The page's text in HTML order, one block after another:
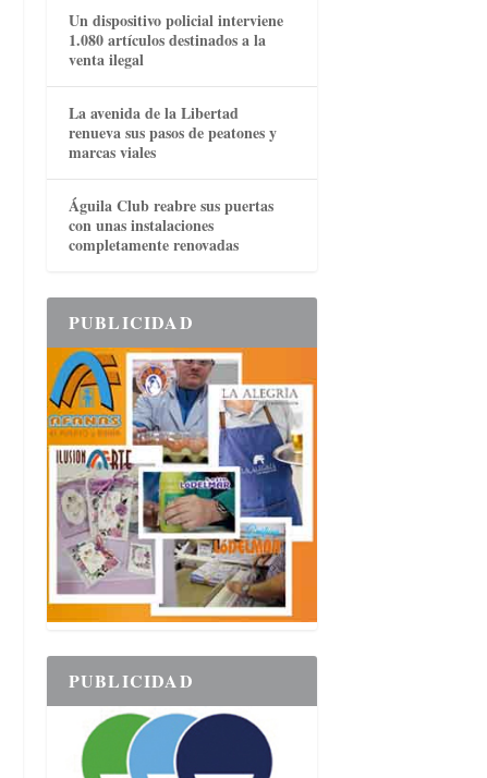
Un dispositivo policial interviene
1.080 artículos destinados a la
venta ilegal
La avenida de la Libertad
renueva sus pasos de peatones y
marcas viales
Águila Club reabre sus puertas
con unas instalaciones
completamente renovadas
PUBLICIDAD
PUBLICIDAD